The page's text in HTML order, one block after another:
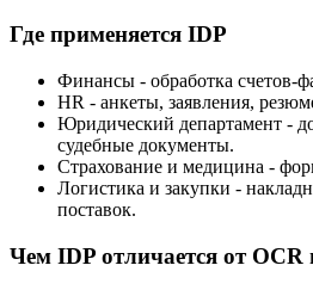
Где применяется IDP
Финансы - обработка счетов-
HR - анкеты, заявления,
Юридический департамент -
судебные документы.
Страхование и медицина -
Логистика и закупки -
поставок.
Чем IDP отличается от OCR